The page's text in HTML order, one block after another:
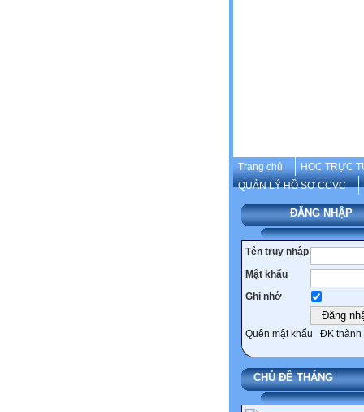
Trang chủ HOC TRỰC
QUẢN LÝ HỒ SƠ CCVC
ĐĂNG NHẬP
Tên truy nhập
Mật khẩu
Ghi nhớ
Quên mật khẩu ĐK thành
CHỦ ĐỀ